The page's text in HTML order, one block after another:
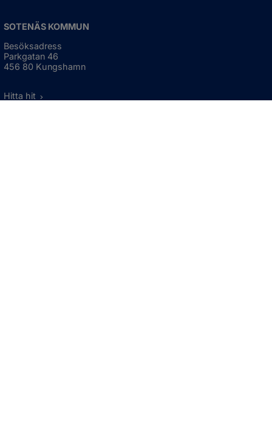
SOTENÄS KOMMUN
Besöksadress
Parkgatan 46
456 80 Kungshamn
Hitta hit